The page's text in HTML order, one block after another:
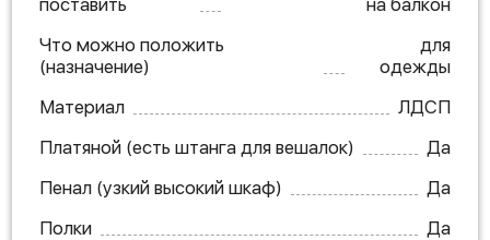
поставить
на балкон
Что можно положить
(назначение)
для
одежды
Материал
ЛДСП
Платяной (есть штанга для вешалок)
Да
Пенал (узкий высокий шкаф)
Да
Полки
Да